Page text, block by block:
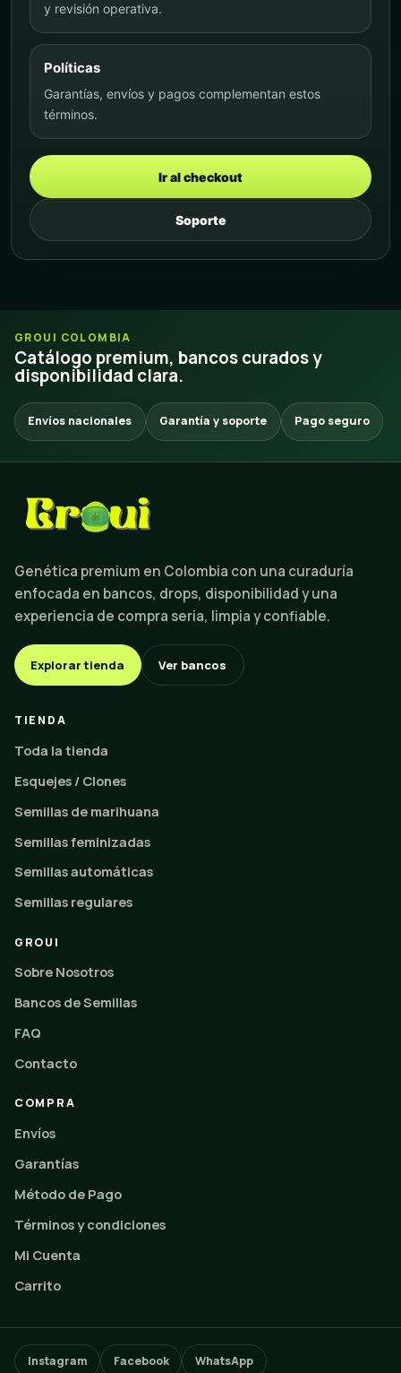
y revisión operativa.
Políticas
Garantías, envíos y pagos complementan estos
términos.
Ir al checkout
Soporte
GROUI COLOMBIA
Catálogo premium, bancos curados y
disponibilidad clara.
Envíos nacionales Garantía y soporte Pago seguro
Genética premium en Colombia con una curaduría
enfocada en bancos, drops, disponibilidad y una
experiencia de compra seria, limpia y confiable.
Explorar tienda Ver bancos
TIENDA
Toda la tienda
Esquejes / Clones
Semillas de marihuana
Semillas feminizadas
Semillas automáticas
Semillas regulares
GROUI
Sobre Nosotros
Bancos de Semillas
FAQ
Contacto
COMPRA
Envíos
Garantías
Método de Pago
Términos y condiciones
Mi Cuenta
Carrito
Instagram Facebook WhatsApp